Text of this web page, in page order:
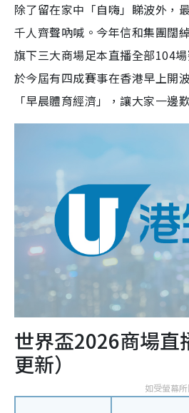
除了留在家中「自嗨」睇波外，
千人齊聲吶喊。今年信和集團闊
旗下三大商場足本直播全部104
於今屆有四成賽事在香港早上開
「早晨體育經濟」，讓大家一邊
世界盃2026商場直
更新）